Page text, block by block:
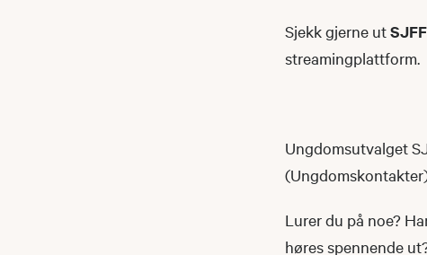
Sjekk gjerne ut
streamingplattform.
Ungdomsutvalget
Lurer du på noe?
høres spennende